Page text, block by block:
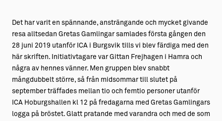
Barn & Familj
Det har varit en spännande, ansträngande och mycket givande
resa alltsedan Gretas Gamlingar samlades första gången den
28 juni 2019 utanför ICA i Burgsvik tills vi blev färdiga med den
här skriften. Initiativtagare var Gittan Frejhagen i Hamra och
några av hennes vänner. Men gruppen blev snabbt
mångdubbelt större, så från midsommar till slutet på
september träffades mellan tio och femtio personer utanför
ICA Hoburgshallen kl 12 på fredagarna med Gretas Gamlingars
logga på bröstet. Glatt pratande med varandra och med de som